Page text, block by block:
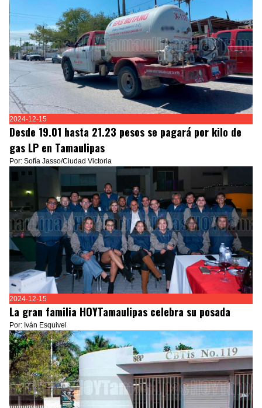
2024-12-15
Desde 19.01 hasta 21.23 pesos se pagará por kilo de
gas LP en Tamaulipas
Por: Sofía Jasso/Ciudad Victoria
2024-12-15
La gran familia HOYTamaulipas celebra su posada
Por: Iván Esquivel